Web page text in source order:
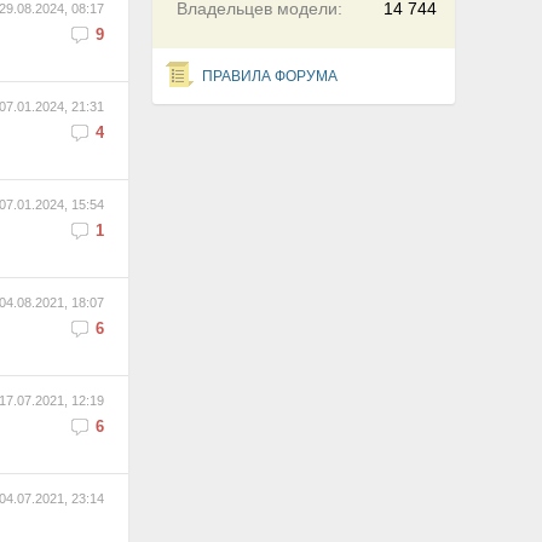
14 744
Владельцев модели:
ПРАВИЛА ФОРУМА
29.08.2024, 08:17
9
07.01.2024, 21:31
4
07.01.2024, 15:54
1
04.08.2021, 18:07
6
17.07.2021, 12:19
6
04.07.2021, 23:14